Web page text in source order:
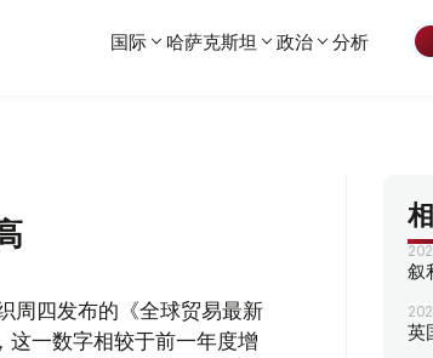
国际 哈萨克斯坦 政治 分析
周四发布的《全球贸易最新
一数字相较于前一年度增
叙
英